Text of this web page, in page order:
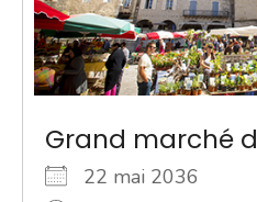
Grand marché
22 mai 2036